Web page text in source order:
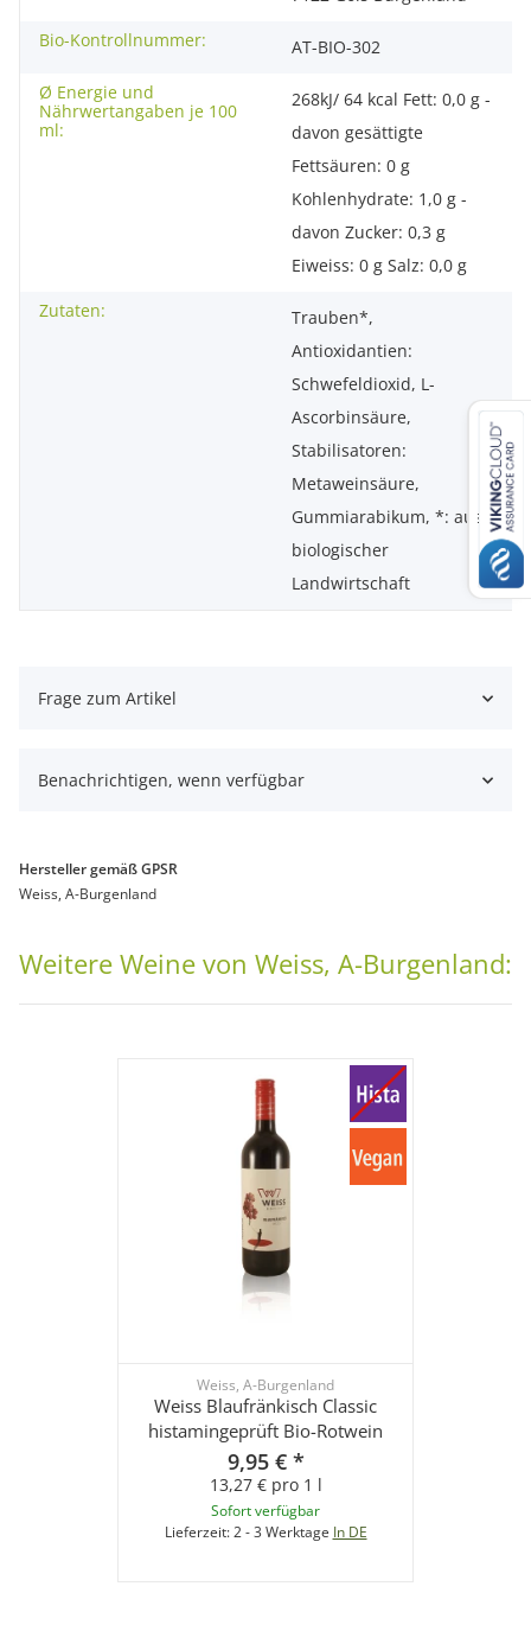
Bio-Kontrollnummer:
AT-BIO-302
Ø Energie und
Nährwertangaben je 100
ml:
268kJ/ 64 kcal Fett: 0,0 g -
davon gesättigte
Fettsäuren: 0 g
Kohlenhydrate: 1,0 g -
davon Zucker: 0,3 g
Eiweiss: 0 g Salz: 0,0 g
Zutaten:
Trauben*,
Antioxidantien:
Schwefeldioxid, L-
Ascorbinsäure,
Stabilisatoren:
Metaweinsäure,
Gummiarabikum, *: aus
biologischer
Landwirtschaft
Frage zum Artikel
Benachrichtigen, wenn verfügbar
Hersteller gemäß GPSR
Weiss, A-Burgenland
Weitere Weine von Weiss, A-Burgenland:
Weiss, A-Burgenland
Weiss Blaufränkisch Classic
histamingeprüft Bio-Rotwein
9,95 € *
13,27 € pro 1 l
Sofort verfügbar
Lieferzeit:2 - 3 Werktage In DE